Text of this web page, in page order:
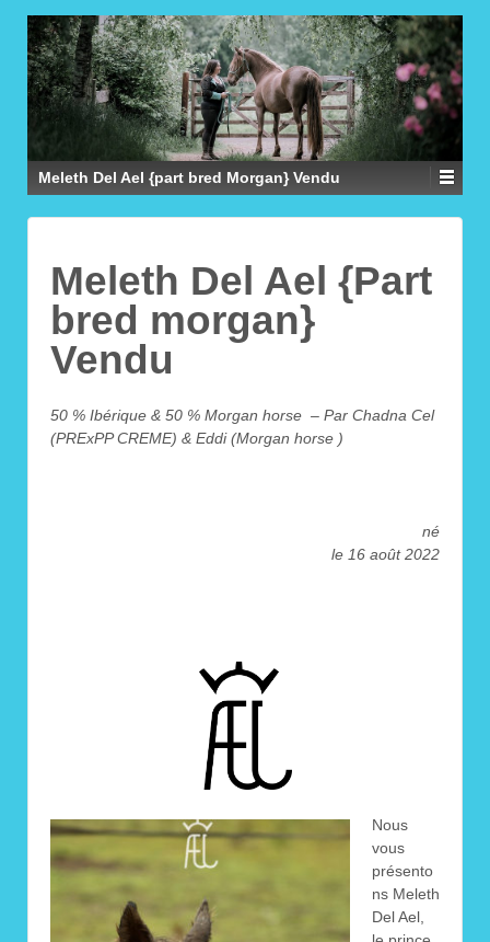
Meleth Del Ael {part bred Morgan} Vendu
Meleth Del Ael {Part
bred morgan}
Vendu
50 % Ibérique & 50 % Morgan horse – Par Chadna Cel
(PRExPP CREME) & Eddi (Morgan horse )
né
le 16 août 2022
Nous
vous
présento
ns Meleth
Del Ael,